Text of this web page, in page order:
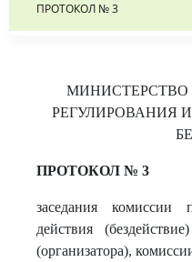
ПРОТОКОЛ № 3
РЕГУЛИРОВАНИЯ
ПРОТОКОЛ № 3
заседания
действия
(организатора),